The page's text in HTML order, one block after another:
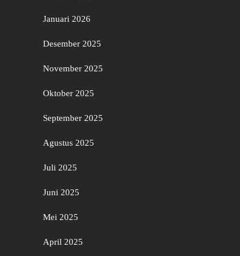
Januari 2026
Desember 2025
November 2025
Oktober 2025
September 2025
Agustus 2025
Juli 2025
Juni 2025
Mei 2025
April 2025